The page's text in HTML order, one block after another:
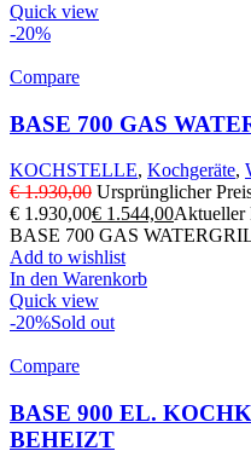
Quick view
-20%
Compare
BASE 700 GAS
KOCHSTELLE, Kochgeräte,
€1.930,00 Ursprünglicher
€ 1.930,00€ 1.544,00Aktueller
BASE 700 GAS
Add to wishlist
In den Warenkorb
Quick view
-20%Sold out
Compare
BASE 900 EL.
BEHEIZT